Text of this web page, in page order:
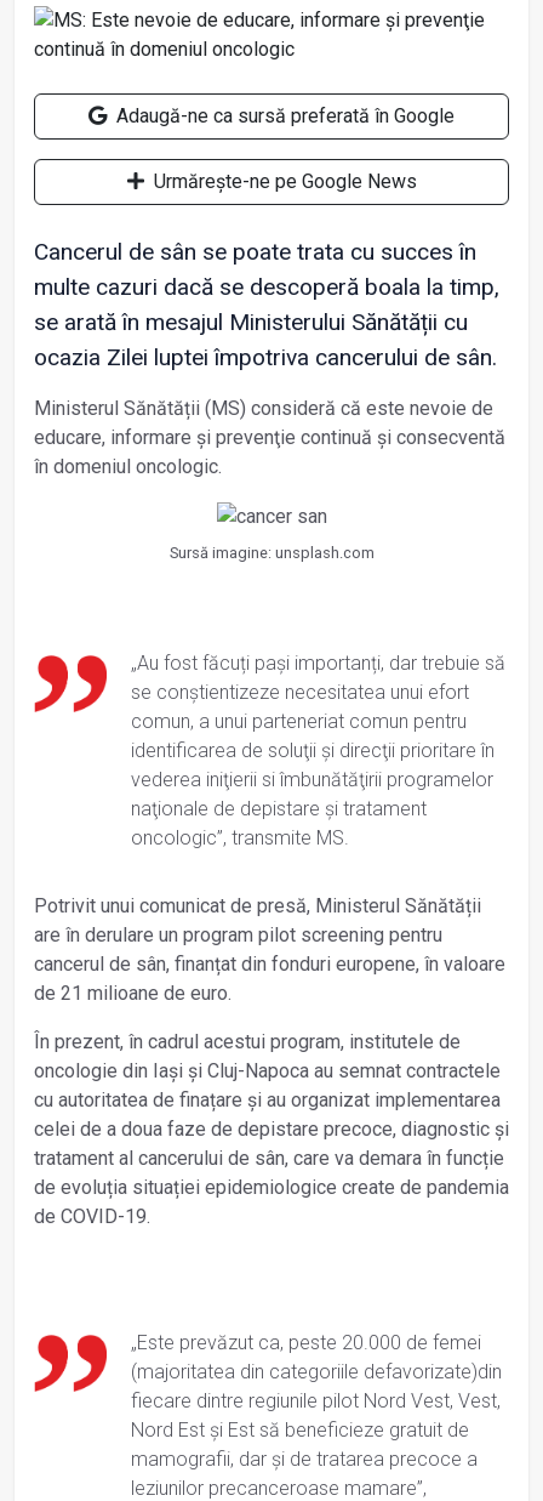
Adaugă-ne ca sursă preferată în Google
Urmărește-ne pe Google News
Cancerul de sân se poate trata cu succes în
multe cazuri dacă se descoperă boala la timp,
se arată în mesajul Ministerului Sănătății cu
ocazia Zilei luptei împotriva cancerului de sân.
Ministerul Sănătății (MS) consideră că este nevoie de
educare, informare şi prevenţie continuă și consecventă
în domeniul oncologic.
Sursă imagine: unsplash.com
„Au fost făcuți pași importanți, dar trebuie să
se conștientizeze necesitatea unui efort
comun, a unui parteneriat comun pentru
identificarea de soluţii şi direcţii prioritare în
vederea iniţierii si îmbunătăţirii programelor
naţionale de depistare și tratament
oncologic”, transmite MS.
Potrivit unui comunicat de presă, Ministerul Sănătății
are în derulare un program pilot screening pentru
cancerul de sân, finanțat din fonduri europene, în valoare
de 21 milioane de euro.
În prezent, în cadrul acestui program, institutele de
oncologie din Iași și Cluj-Napoca au semnat contractele
cu autoritatea de finațare și au organizat implementarea
celei de a doua faze de depistare precoce, diagnostic și
tratament al cancerului de sân, care va demara în funcție
de evoluția situației epidemiologice create de pandemia
de COVID-19.
„Este prevăzut ca, peste 20.000 de femei
(majoritatea din categoriile defavorizate)din
fiecare dintre regiunile pilot Nord Vest, Vest,
Nord Est și Est să beneficieze gratuit de
mamografii, dar și de tratarea precoce a
leziunilor precanceroase mamare”,